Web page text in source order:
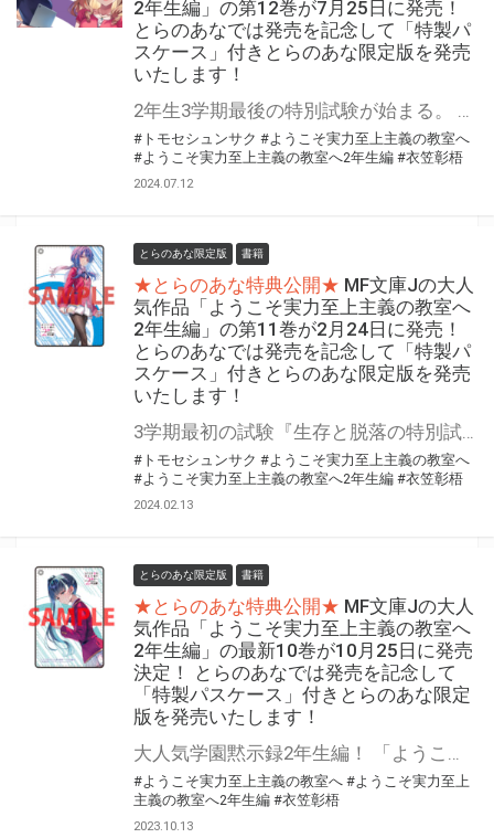
2年生編」の第12巻が7月25日に発売！
とらのあなでは発売を記念して「特製パ
スケース」付きとらのあな限定版を発売
いたします！
#トモセシュンサク #ようこそ実力至上主義の教室へ
#ようこそ実力至上主義の教室へ2年生編 #衣笠彰梧
2024.07.12
とらのあな限定版 書籍
★とらのあな特典公開★ MF文庫Jの大人
気作品「ようこそ実力至上主義の教室へ
2年生編」の第11巻が2月24日に発売！
とらのあなでは発売を記念して「特製パ
スケース」付きとらのあな限定版を発売
いたします！
#トモセシュンサク #ようこそ実力至上主義の教室へ
#ようこそ実力至上主義の教室へ2年生編 #衣笠彰梧
2024.02.13
とらのあな限定版 書籍
★とらのあな特典公開★ MF文庫Jの大人
気作品「ようこそ実力至上主義の教室へ
2年生編」の最新10巻が10月25日に発売
決定！ とらのあなでは発売を記念して
「特製パスケース」付きとらのあな限定
版を発売いたします！
#ようこそ実力至上主義の教室へ #ようこそ実力至上
主義の教室へ2年生編 #衣笠彰梧
2023.10.13